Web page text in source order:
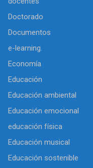
Doctorado
Documentos
e-learning.
Economía
Educación
Educación ambiental
Educación emocional
educación física
Educación musical
Educación sostenible